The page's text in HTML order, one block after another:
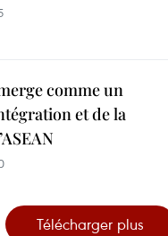
comme un
et de la
Télécharger plus